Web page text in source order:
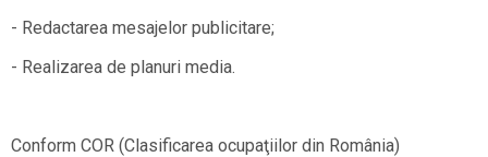
- Redactarea mesajelor publicitare;
- Realizarea de planuri media.
Conform COR (Clasificarea ocupaţiilor din România)